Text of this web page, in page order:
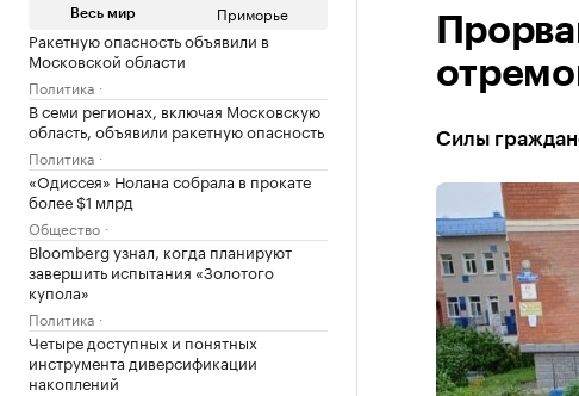
Весь мир Приморье
Ракетную опасность объявили в
Московской области
Политика
В семи регионах, включая Московскую
область, объявили ракетную опасность
Политика
«Одиссея» Нолана собрала в прокате
более $1 млрд
Общество
Bloomberg узнал, когда планируют
завершить испытания «Золотого
купола»
Политика
Четыре доступных и понятных
инструмента диверсификации
накоплений
Силы